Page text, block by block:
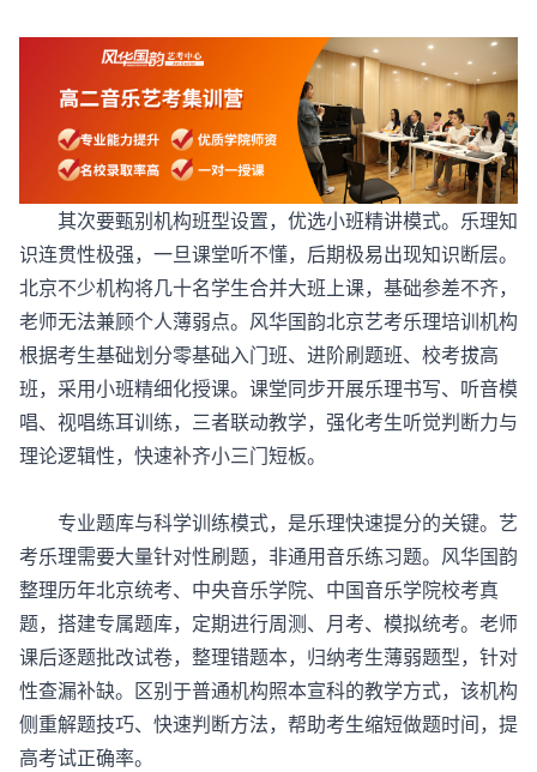
其次要甄别机构班型设置，优选小班精讲模式。乐理知
识连贯性极强，一旦课堂听不懂，后期极易出现知识断层。
北京不少机构将几十名学生合并大班上课，基础参差不齐，
老师无法兼顾个人薄弱点。风华国韵北京艺考乐理培训机构
根据考生基础划分零基础入门班、进阶刷题班、校考拔高
班，采用小班精细化授课。课堂同步开展乐理书写、听音模
唱、视唱练耳训练，三者联动教学，强化考生听觉判断力与
理论逻辑性，快速补齐小三门短板。
专业题库与科学训练模式，是乐理快速提分的关键。艺
考乐理需要大量针对性刷题，非通用音乐练习题。风华国韵
整理历年北京统考、中央音乐学院、中国音乐学院校考真
题，搭建专属题库，定期进行周测、月考、模拟统考。老师
课后逐题批改试卷，整理错题本，归纳考生薄弱题型，针对
性查漏补缺。区别于普通机构照本宣科的教学方式，该机构
侧重解题技巧、快速判断方法，帮助考生缩短做题时间，提
高考试正确率。